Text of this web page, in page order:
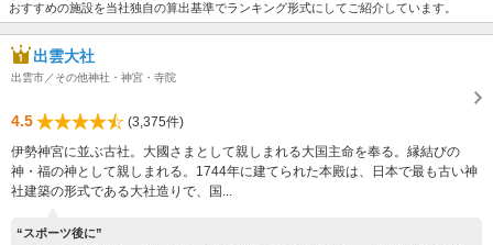
おすすめの施設を当社独自の算出基準でランキング形式にしてご紹介しています。
出雲大社
出雲市／その他神社・神宮・寺院
4.5
(3,375件)
伊勢神宮に並ぶ古社。大國さまとして親しまれる大国主命を奉る。縁結びの
神・福の神として親しまれる。1744年に建てられた本殿は、日本で最も古い神
社建築の形式である大社造りで、国...
“スポーツ後に”